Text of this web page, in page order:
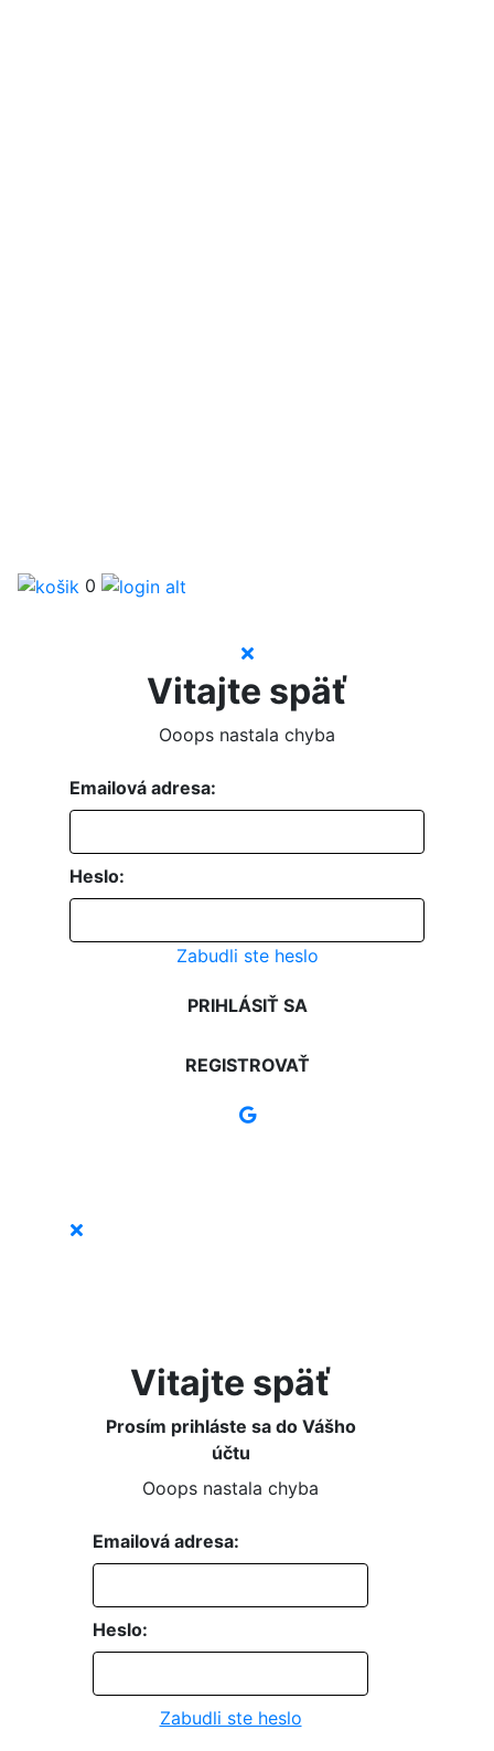
0
Vitajte späť
Ooops nastala chyba
Emailová adresa:
Heslo:
Zabudli ste heslo
PRIHLÁSIŤ SA
REGISTROVAŤ
Vitajte späť
Prosím prihláste sa do Vášho
účtu
Ooops nastala chyba
Emailová adresa:
Heslo:
Zabudli ste heslo